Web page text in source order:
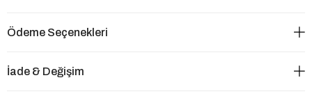
Ödeme Seçenekleri
İade & Değişim